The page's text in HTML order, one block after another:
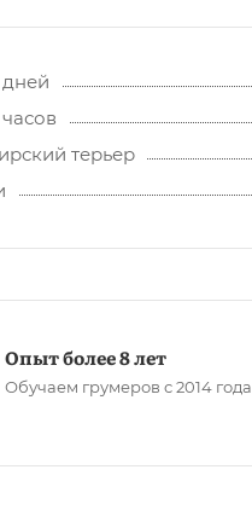
терьер
Опыт более 8 лет
Обучаем грумеров с 2014 года